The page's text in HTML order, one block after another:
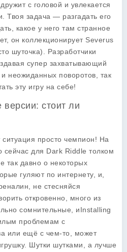
с головой и увлекается
Твоя задача — разгадать его
какое у него там странное
он коллекционирует Severus
шуточка). Разработчики
супер захватывающий
неожиданных поворотов, так
эту игру на себе!
стоит ли
ситуация просто чемпион! На
для Dark Riddle толком
так давно о некоторых
гуляют по интернету, и,
не стесняйся
откровенно, много из
сомнительные, иInstalling
проблемам с
или ещё с чем-то, может
Шутки шутками, а лучше